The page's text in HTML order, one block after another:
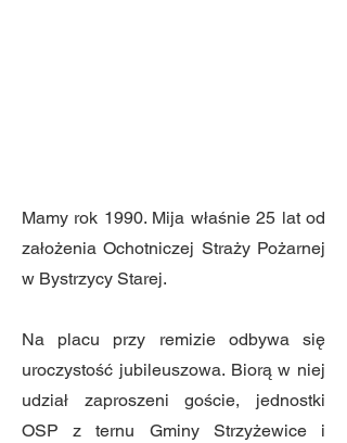
Mamy rok 1990. Mija właśnie 25 lat od
założenia Ochotniczej Straży Pożarnej
w Bystrzycy Starej.
Na placu przy remizie odbywa się
uroczystość jubileuszowa. Biorą w niej
udział zaproszeni goście, jednostki
OSP z ternu Gminy Strzyżewice i